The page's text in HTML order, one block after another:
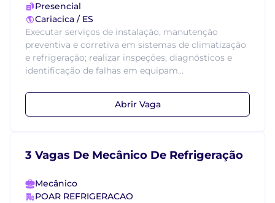
Presencial
Cariacica / ES
Executar serviços de instalação, manutenção
preventiva e corretiva em sistemas de climatização
e refrigeração; realizar inspeções, diagnósticos e
identificação de falhas em equipam...
Abrir Vaga
3 Vagas De Mecânico De Refrigeração
Mecânico
POAR REFRIGERACAO